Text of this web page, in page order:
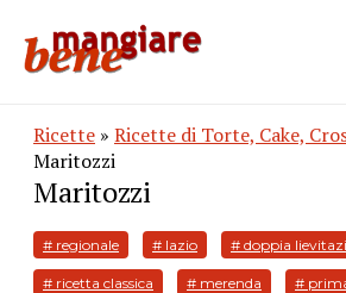
Ricette » Ricette di Torte, Cake,
Maritozzi
Maritozzi
# regionale # lazio # doppia
# ricetta classica # merenda #